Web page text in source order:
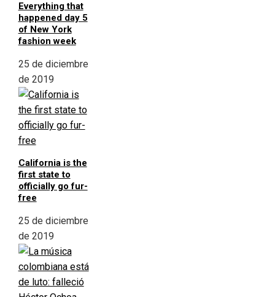
Everything that
happened day 5
of New York
fashion week
25 de diciembre
de 2019
California is the
first state to
officially go fur-
free
25 de diciembre
de 2019